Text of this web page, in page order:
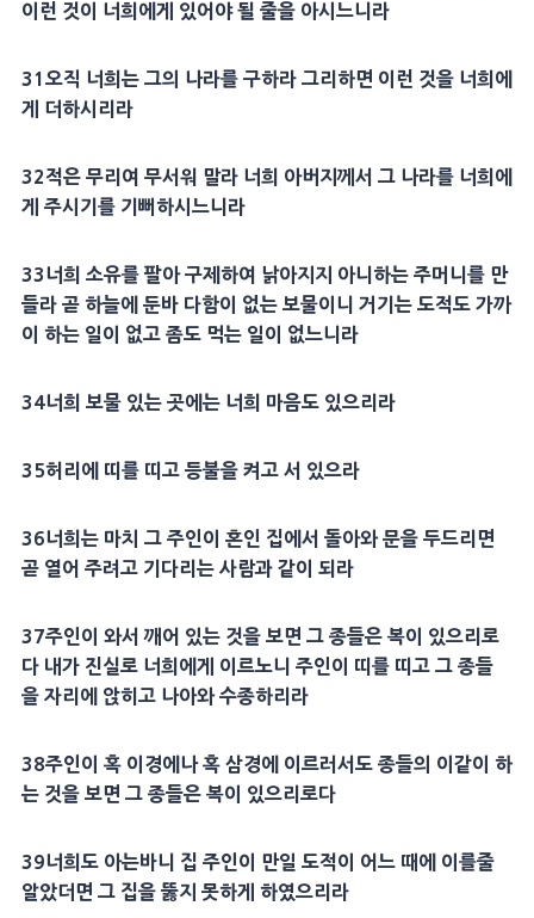
이런 것이 너희에게 있어야 될 줄을 아시느니라
31 오직 너희는 그의 나라를 구하라 그리하면 이런 것을 너희에
게 더하시리라
32적은 무리여 무서워 말라 너희 아버지께서 그 나라를 너희에
게 주시기를 기뻐하시느니라
33너희 소유를 팔아구제 하여 낡아지지 아니하는 주머니를 만
들라 곧 하늘에 둔바 다함이 없는 보물이니 거기는 도적도 가까
이 하는 일이 없고 좀도 먹는 일이 없느니라
34너희 보물있는 곳에는 너희 마음도 있으리라
35허리 에 띠를 띠고 등불을 켜고 서 있으라
36너희는 마치 그 주인이 혼인 집에서 돌아와 문을 두드리면
곧 열어 주려고 기다리는 사람과 같이 되라
37주인이 와서 깨어 있는 것을 보면 그 종들은 복이 있으리로
다 내가 진실로 너희에게 이르노니 주인이 띠를 띠고 그 종들
을 자리 에 앉히고 나아와수종하리라
38주인이 혹 이경에나 혹 삼경에 이르러서도 종들의 이같이 하
는 것을 보면 그 종들은 복이 있으리로다
39너희도 아는바니 집 주인이 만일 도적이 어느 때에 이를줄
알았더면 그 집을 뚫지 못하게 하였으리라